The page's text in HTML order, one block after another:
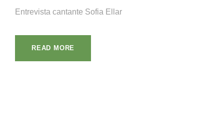
Entrevista cantante Sofia Ellar
READ MORE